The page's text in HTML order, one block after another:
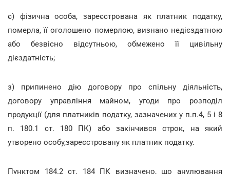
є) фізична особа, зареєстрована як платник податку,
померла, її оголошено померлою, визнано недієздатною
або безвісно відсутньою, обмежено її цивільну
дієздатність;
з) припинено дію договору про спільну діяльність,
договору управління майном, угоди про розподіл
продукції (для платників податку, зазначених у п.п.4, 5 і 8
п. 180.1 ст. 180 ПК) або закінчився строк, на який
утворено особу,зареєстровану як платник податку.
Пунктом 184.2 ст. 184 ПК визначено, що анулювання